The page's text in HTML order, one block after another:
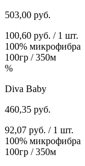
503,00 руб.
100,60 руб. / 1 шт.
100% микрофибра
100гр / 350м
%
Diva Baby
460,35 руб.
92,07 руб. / 1 шт.
100% микрофибра
100гр / 350м